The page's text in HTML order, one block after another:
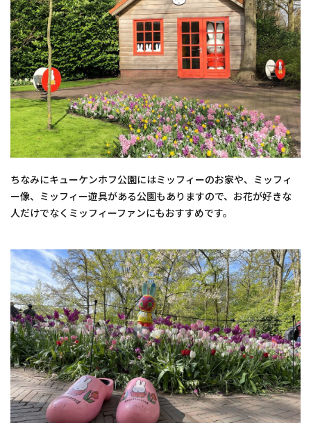
ちなみにキューケンホフ公園にはミッフィーのお家や、ミッフィ
ー像、ミッフィー遊具がある公園もありますので、お花が好きな
人だけでなくミッフィーファンにもおすすめです。